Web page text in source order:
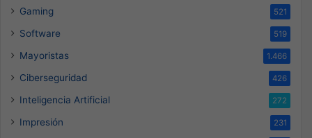
Gaming 521
Software 519
Mayoristas 1.466
Ciberseguridad 426
Inteligencia Artificial 272
Impresión 231